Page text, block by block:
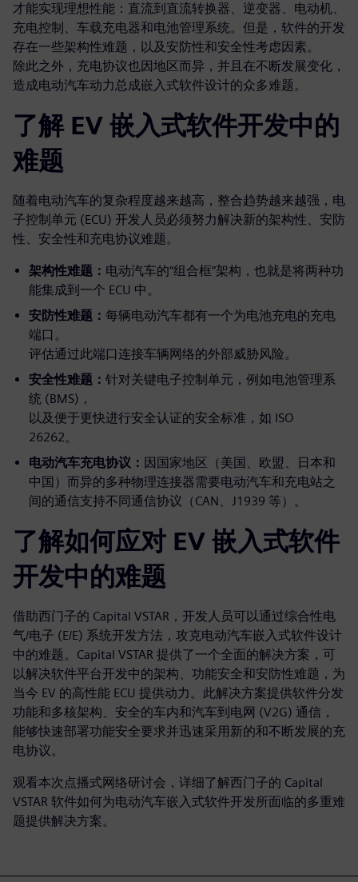
才能实现理想性能：直流到直流转换器、逆变器、电动机、
充电控制、车载充电器和电池管理系统。但是，软件的开发
存在一些架构性难题，以及安防性和安全性考虑因素。
除此之外，充电协议也因地区而异，并且在不断发展变化，
造成电动汽车动力总成嵌入式软件设计的众多难题。
了解 EV 嵌入式软件开发中的
难题
随着电动汽车的复杂程度越来越高，整合趋势越来越强，电
子控制单元 (ECU) 开发人员必须努力解决新的架构性、安防
性、安全性和充电协议难题。
架构性难题： 电动汽车的“组合框”架构，也就是将两种功
能集成到一个 ECU 中。
安防性难题： 每辆电动汽车都有一个为电池充电的充电
端口。
评估通过此端口连接车辆网络的外部威胁风险。
安全性难题： 针对关键电子控制单元，例如电池管理系
统 (BMS)，
以及便于更快进行安全认证的安全标准，如 ISO
26262。
电动汽车充电协议： 因国家地区（美国、欧盟、日本和
中国）而异的多种物理连接器需要电动汽车和充电站之
间的通信支持不同通信协议（CAN、J1939 等）。
了解如何应对 EV 嵌入式软件
开发中的难题
借助西门子的 Capital VSTAR，开发人员可以通过综合性电
气/电子 (E/E) 系统开发方法，攻克电动汽车嵌入式软件设计
中的难题。Capital VSTAR 提供了一个全面的解决方案，可
以解决软件平台开发中的架构、功能安全和安防性难题，为
当今 EV 的高性能 ECU 提供动力。此解决方案提供软件分发
功能和多核架构、安全的车内和汽车到电网 (V2G) 通信，
能够快速部署功能安全要求并迅速采用新的和不断发展的充
电协议。
观看本次点播式网络研讨会，详细了解西门子的 Capital
VSTAR 软件如何为电动汽车嵌入式软件开发所面临的多重难
题提供解决方案。